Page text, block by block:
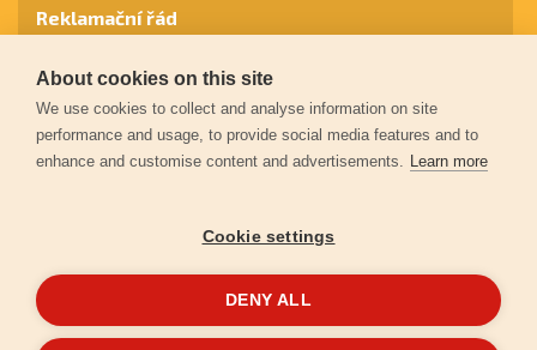
© 2026Extol.cz- Všechna práva vyhrazena
Reklamační řád
Záruční podmínky
Ochrana osobních údajů
About cookies on this site
We use cookies to collect and analyse information on site
performance and usage, to provide social media features and to
enhance and customise content and advertisements. Learn more
Cookie settings
DENY ALL